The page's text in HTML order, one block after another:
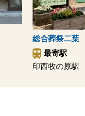
総合葬祭二葉
最寄駅
印西牧の原駅